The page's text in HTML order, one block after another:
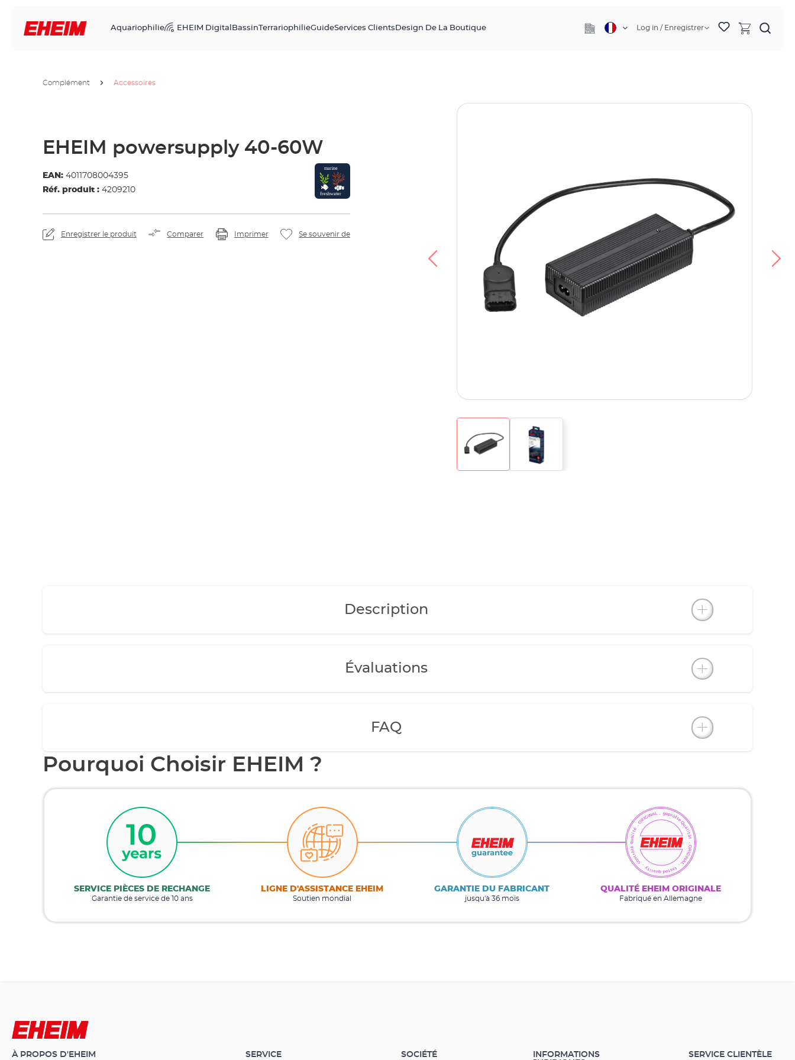
Aquariophilie EHEIM Digital BassinTerrariophilieGuideServices Clients Design De La Boutique Log in / Enregistrer
Complément Accessoires
EHEIM powersupply 40-60W
EAN: 4011708004395
Réf. produit : 4209210
Enregistrer le produit Comparer Imprimer Se souvenir de
Description
Évaluations
FAQ
Pourquoi Choisir EHEIM ?
SERVICE PIÈCES DE RECHANGE
Garantie de service de 10 ans
LIGNE D'ASSISTANCE EHEIM
Soutien mondial
GARANTIE DU FABRICANT
jusqu'à 36 mois
QUALITÉ EHEIM ORIGINALE
Fabriqué en Allemagne
À PROPOS D'EHEIM SERVICE SOCIÉTÉ
INFORMATIONS
SERVICE CLIENTÈLE